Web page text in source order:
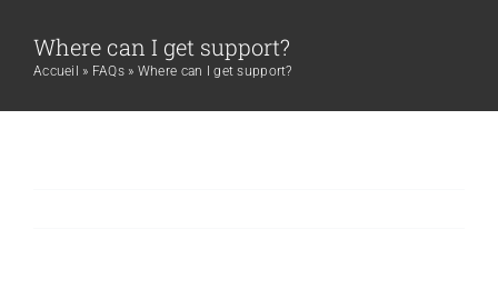
Where can I get support?
Accueil » FAQs » Where can I get support?